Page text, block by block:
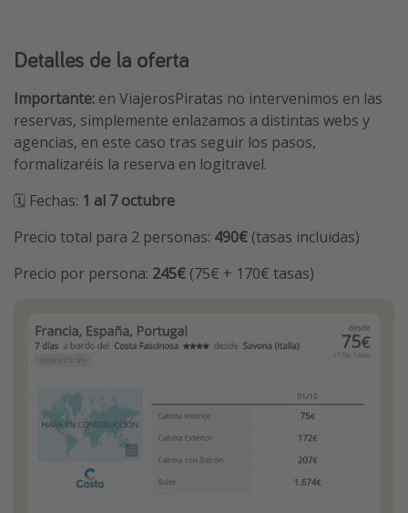
Detalles de la oferta
Importante: en ViajerosPiratas no intervenimos en las
reservas, simplemente enlazamos a distintas webs y
agencias, en este caso tras seguir los pasos,
formalizaréis la reserva en logitravel.
🗓️ Fechas: 1 al 7 octubre
Precio total para 2 personas: 490€ (tasas incluidas)
Precio por persona: 245€ (75€ + 170€ tasas)